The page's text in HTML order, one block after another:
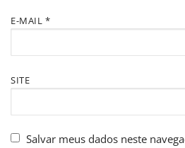
E-MAIL *
SITE
Salvar meus dados neste